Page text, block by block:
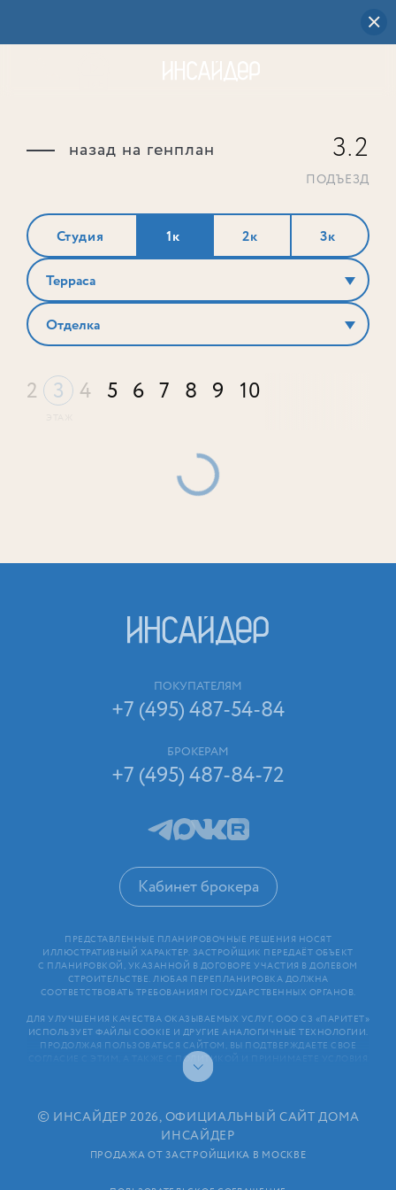
назад на генплан 3.2
ПОДЪЕЗД
Студия 1к 2к 3к
Терраса
Отделка
2 3 4 5 6 7 8 9 10
ПОКУПАТЕЛЯМ
+7 (495) 487-54-84
БРОКЕРАМ
+7 (495) 487-84-72
Кабинет брокера
ПРЕДСТАВЛЕННЫЕ ПЛАНИРОВОЧНЫЕ РЕШЕНИЯ НОСЯТ
ИЛЛЮСТРАТИВНЫЙ ХАРАКТЕР. ЗАСТРОЙЩИК ПЕРЕДАЁТ ОБЪЕКТ
С ПЛАНИРОВКОЙ, УКАЗАННОЙ В ДОГОВОРЕ УЧАСТИЯ В ДОЛЕВОМ
СТРОИТЕЛЬСТВЕ. ЛЮБАЯ ПЕРЕПЛАНИРОВКА ДОЛЖНА
СООТВЕТСТВОВАТЬ ТРЕБОВАНИЯМ ГОСУДАРСТВЕННЫХ ОРГАНОВ.
ДЛЯ УЛУЧШЕНИЯ КАЧЕСТВА ОКАЗЫВАЕМЫХ УСЛУГ, ООО СЗ «ПАРИТЕТ»
ИСПОЛЬЗУЕТ ФАЙЛЫ COOKIE И ДРУГИЕ АНАЛОГИЧНЫЕ ТЕХНОЛОГИИ.
ПРОДОЛЖАЯ ПОЛЬЗОВАТЬСЯ САЙТОМ, ВЫ ПОДТВЕРЖДАЕТЕ СВОЕ
СОГЛАСИЕ С ЭТИМ, А ТАКЖЕ С ПОЛИТИКОЙ И ПРИНИМАЕТЕ УСЛОВИЯ
ПОЛЬЗОВАТЕЛЬСКОГО СОГЛАШЕНИЯ. ЛЮБАЯ ИНФОРМАЦИЯ,
ПРЕДСТАВЛЕННАЯ НА САЙТЕ, НОСИТ ИНФОРМАЦИОННЫЙ ХАРАКТЕР
ЗАСТРОЙЩИКОМ (В ТОМ ЧИСЛЕ РАЗМЕЩЕНИЕ ПРОЕКТНЫХ
ДЕКЛАРАЦИЙ И ИНЫХ ОБЯЗАТЕЛЬНЫХ ДОКУМЕНТОВ)
В СООТВЕТСТВИИ СО СТАТЬЕЙ 3.1. ФЕДЕРАЛЬНОГО ЗАКОНА
ОТ 30.12.2004 N 214⁠-⁠ФЗ «ОБ УЧАСТИИ В ДОЛЕВОМ СТРОИТЕЛЬСТВЕ
© ИНСАЙДЕР 2026, ОФИЦИАЛЬНЫЙ САЙТ ДОМА
ИНСАЙДЕР
ПРОДАЖА ОТ ЗАСТРОЙЩИКА В МОСКВЕ